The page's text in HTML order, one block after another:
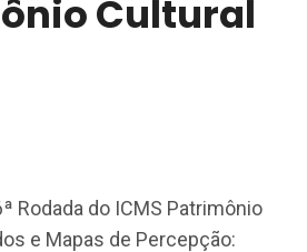
Cultural
Rodada do ICMS Patrimônio
e Mapas de Percepção: